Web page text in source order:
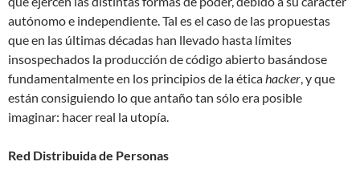
autónomo e independiente. Tal es el caso de las propuestas
que en las últimas décadas han llevado hasta límites
insospechados la producción de código abierto basándose
fundamentalmente en los principios de la éticahacker, y que
están consiguiendo lo que antaño tan sólo era posible
imaginar: hacer real la utopía.
Red Distribuida de Personas